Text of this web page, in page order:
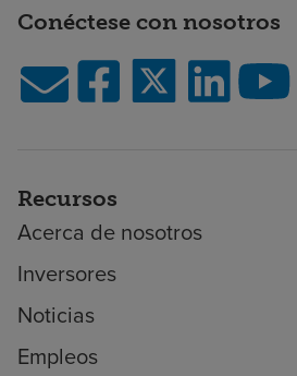
Conéctese con nosotros
Recursos
Acerca de nosotros
Inversores
Noticias
Empleos